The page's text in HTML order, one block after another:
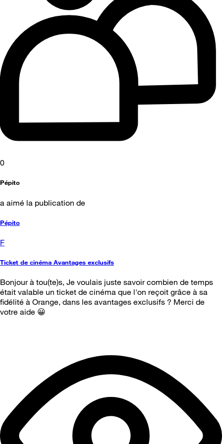
0
Pépito
a aimé la publication de
Pépito
F
Ticket de cinéma Avantages exclusifs
Bonjour à tou(te)s, Je voulais juste savoir combien de temps
était valable un ticket de cinéma que l'on reçoit grâce à sa
fidélité à Orange, dans les avantages exclusifs ? Merci de
votre aide 😀